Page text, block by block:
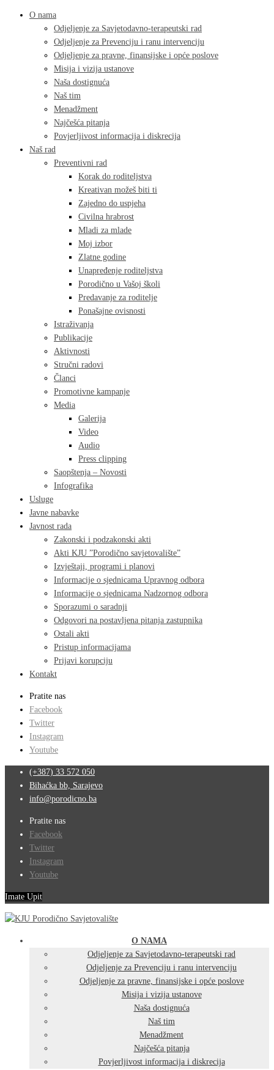
O nama
Odjeljenje za Savjetodavno-terapeutski rad
Odjeljenje za Prevenciju i ranu intervenciju
Odjeljenje za pravne, finansijske i opće poslove
Misija i vizija ustanove
Naša dostignuća
Naš tim
Menadžment
Najčešća pitanja
Povjerljivost informacija i diskrecija
Naš rad
Preventivni rad
Korak do roditeljstva
Kreativan možeš biti ti
Zajedno do uspjeha
Civilna hrabrost
Mladi za mlade
Moj izbor
Zlatne godine
Unapređenje roditeljstva
Porodično u Vašoj školi
Predavanje za roditelje
Ponašajne ovisnosti
Istraživanja
Publikacije
Aktivnosti
Stručni radovi
Članci
Promotivne kampanje
Media
Galerija
Video
Audio
Press clipping
Saopštenja – Novosti
Infografika
Usluge
Javne nabavke
Javnost rada
Zakonski i podzakonski akti
Akti KJU ”Porodično savjetovalište”
Izvještaji, programi i planovi
Informacije o sjednicama Upravnog odbora
Informacije o sjednicama Nadzornog odbora
Sporazumi o saradnji
Odgovori na postavljena pitanja zastupnika
Ostali akti
Pristup informacijama
Prijavi korupciju
Kontakt
Pratite nas
Facebook
Twitter
Instagram
Youtube
(+387) 33 572 050
Bihaćka bb, Sarajevo
info@porodicno.ba
Pratite nas
Facebook
Twitter
Instagram
Youtube
Imate Upit
O NAMA
Odjeljenje za Savjetodavno-terapeutski rad
Odjeljenje za Prevenciju i ranu intervenciju
Odjeljenje za pravne, finansijske i opće poslove
Misija i vizija ustanove
Naša dostignuća
Naš tim
Menadžment
Najčešća pitanja
Povjerljivost informacija i diskrecija